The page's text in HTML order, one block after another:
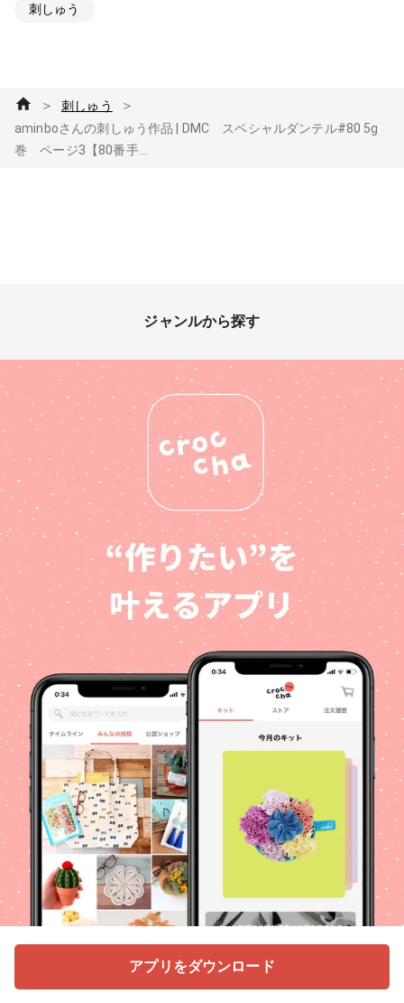
刺しゅう
＞ 刺しゅう ＞
aminboさんの刺しゅう作品 | DMC スペシャルダンテル#80 5g
巻 ページ3【80番手...
ジャンルから探す
アプリをダウンロード